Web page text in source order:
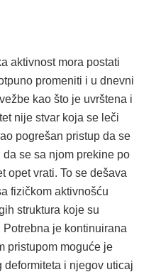
aktivnost mora postati
promeniti i u dnevni
kao što je uvrštena i
nije stvar koja se leči
pogrešan pristup da se
se sa njom prekine po
opet vrati. To se dešava
fizičkom aktivnošću
struktura koje su
je kontinuirana
pristupom moguće je
i njegov uticaj